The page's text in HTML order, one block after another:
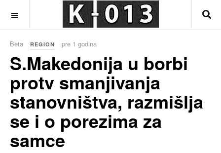
Beta REGION pre 1 godina
S.Makedonija u borbi
protv smanjivanja
stanovništva, razmišlja
se i o porezima za
samce